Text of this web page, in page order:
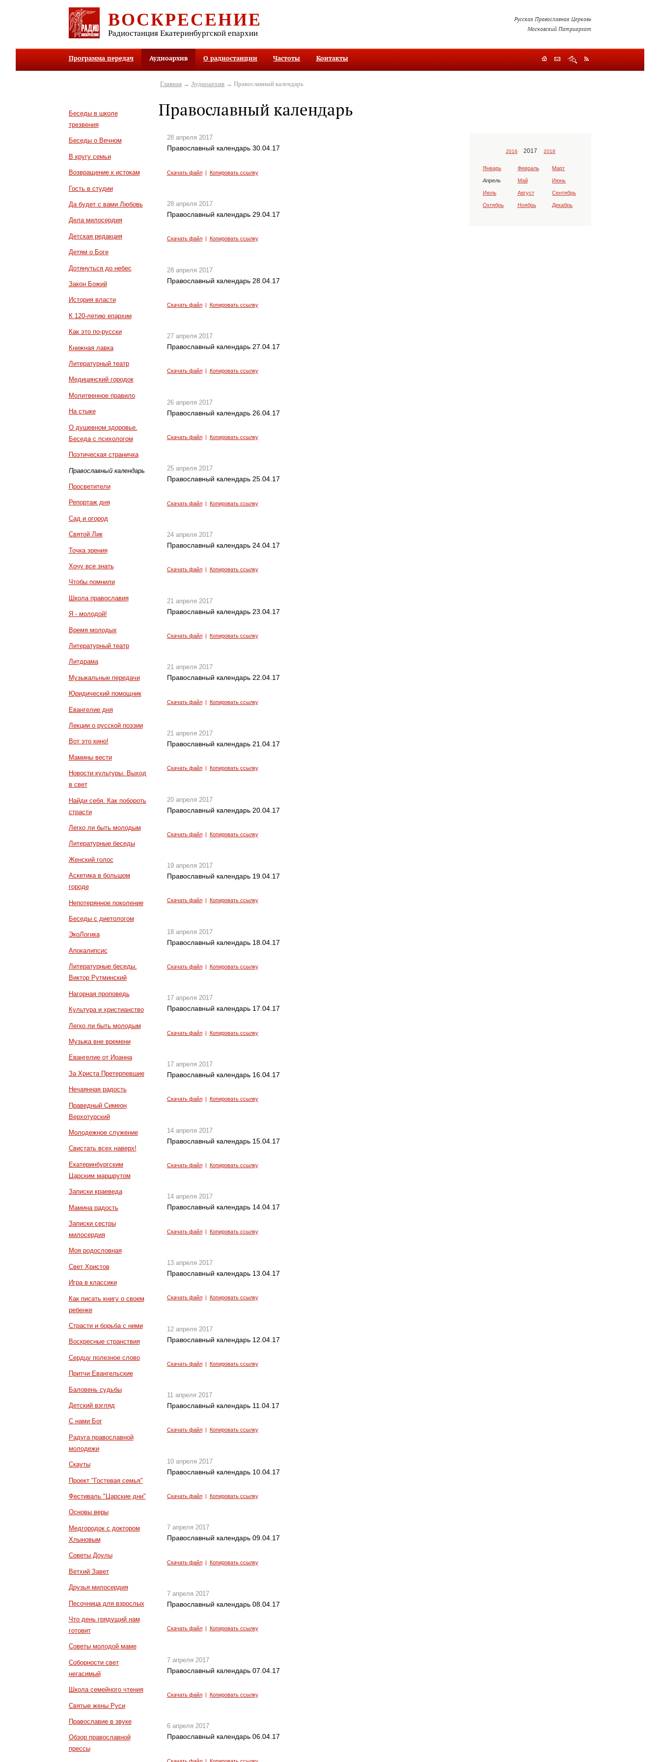
ВОСКРЕСЕНИЕ
Радиостанция Екатеринбургской епархии
Русская Православная Церковь
Московский Патриархат
Программа передач Аудиоархив О радиостанции Частоты Контакты
Беседы в школе
трезвения
Беседы о Вечном
В кругу семьи
Возвращение к истокам
Гость в студии
Да будет с вами Любовь
Дела милосердия
Детская редакция
Детям о Боге
Дотянуться до небес
Закон Божий
История власти
К 120-летию епархии
Как это по-русски
Книжная лавка
Литературный театр
Медицинский городок
Молитвенное правило
На стыке
О душевном здоровье.
Беседа с психологом
Поэтическая страничка
Православный календарь
Просветители
Репортаж дня
Сад и огород
Святой Лик
Точка зрения
Хочу все знать
Чтобы помнили
Школа православия
Я - молодой!
Время молодых
Литературный театр
Литдрама
Музыкальные передачи
Юридический помощник
Евангелие дня
Лекции о русской поэзии
Вот это кино!
Мамины вести
Новости культуры. Выход
в свет
Найди себя. Как побороть
страсти
Легко ли быть молодым
Литературные беседы
Женский голос
Аскетика в большом
городе
Непотерянное поколение
Беседы с диетологом
ЭкоЛогика
Апокалипсис
Литературные беседы.
Виктор Рутминский
Нагорная проповедь
Культура и христианство
Легко ли быть молодым
Музыка вне времени
Евангелие от Иоанна
За Христа Претерпевшие
Нечаянная радость
Праведный Симеон
Верхотурский
Молодежное служение
Свистать всех наверх!
Екатеринбургским
Царским маршрутом
Записки краеведа
Мамина радость
Записки сестры
милосердия
Моя родословная
Свет Христов
Игра в классики
Как писать книгу о своем
ребенке
Страсти и борьба с ними
Воскресные странствия
Сердцу полезное слово
Притчи Евангельские
Баловень судьбы
Детский взгляд
С нами Бог
Радуга православной
молодежи
Скауты
Проект "Гостевая семья"
Фестиваль "Царские дни"
Основы веры
Медгородок с доктором
Хлыновым
Советы Доулы
Ветхий Завет
Друзья милосердия
Песочница для взрослых
Что день грядущий нам
готовит
Советы молодой маме
Соборности свет
негасимый
Школа семейного чтения
Святые жены Руси
Православие в звуке
Обзор православной
прессы
Главная → Аудиоархив → Православный календарь
Православный календарь
28 апреля 2017
Православный календарь 30.04.17
Скачать файл| Копировать ссылку
28 апреля 2017
Православный календарь 29.04.17
Скачать файл| Копировать ссылку
28 апреля 2017
Православный календарь 28.04.17
Скачать файл| Копировать ссылку
27 апреля 2017
Православный календарь 27.04.17
Скачать файл| Копировать ссылку
26 апреля 2017
Православный календарь 26.04.17
Скачать файл| Копировать ссылку
25 апреля 2017
Православный календарь 25.04.17
Скачать файл| Копировать ссылку
24 апреля 2017
Православный календарь 24.04.17
Скачать файл| Копировать ссылку
21 апреля 2017
Православный календарь 23.04.17
Скачать файл| Копировать ссылку
21 апреля 2017
Православный календарь 22.04.17
Скачать файл| Копировать ссылку
21 апреля 2017
Православный календарь 21.04.17
Скачать файл| Копировать ссылку
20 апреля 2017
Православный календарь 20.04.17
Скачать файл| Копировать ссылку
19 апреля 2017
Православный календарь 19.04.17
Скачать файл| Копировать ссылку
18 апреля 2017
Православный календарь 18.04.17
Скачать файл| Копировать ссылку
17 апреля 2017
Православный календарь 17.04.17
Скачать файл| Копировать ссылку
17 апреля 2017
Православный календарь 16.04.17
Скачать файл| Копировать ссылку
14 апреля 2017
Православный календарь 15.04.17
Скачать файл| Копировать ссылку
14 апреля 2017
Православный календарь 14.04.17
Скачать файл| Копировать ссылку
13 апреля 2017
Православный календарь 13.04.17
Скачать файл| Копировать ссылку
12 апреля 2017
Православный календарь 12.04.17
Скачать файл| Копировать ссылку
11 апреля 2017
Православный календарь 11.04.17
Скачать файл| Копировать ссылку
10 апреля 2017
Православный календарь 10.04.17
Скачать файл| Копировать ссылку
7 апреля 2017
Православный календарь 09.04.17
Скачать файл| Копировать ссылку
7 апреля 2017
Православный календарь 08.04.17
Скачать файл| Копировать ссылку
7 апреля 2017
Православный календарь 07.04.17
Скачать файл| Копировать ссылку
6 апреля 2017
Православный календарь 06.04.17
Скачать файл| Копировать ссылку
2016 2017 2018
Январь Февраль Март
Апрель Май Июнь
Июль Август Сентябрь
Октябрь Ноябрь Декабрь